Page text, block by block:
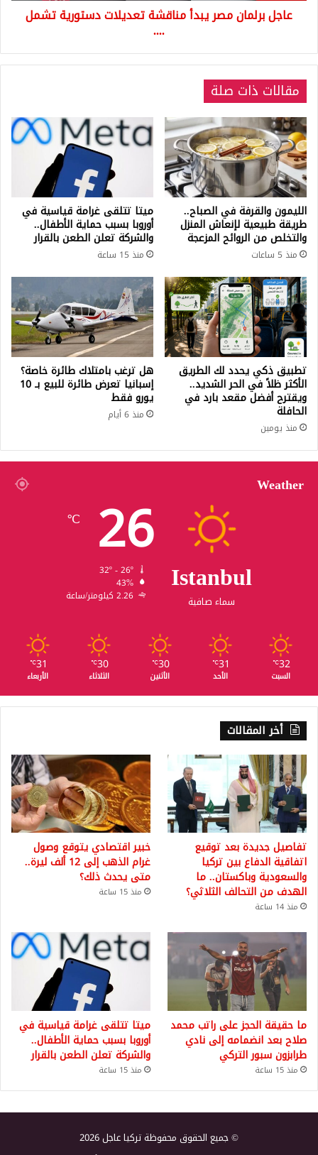
عاجل برلمان مصر يبدأ مناقشة تعديلات دستورية تشمل
....
مقالات ذات صلة
الليمون والقرفة في الصباح..
طريقة طبيعية لإنعاش المنزل
والتخلص من الروائح المزعجة
منذ 5 ساعات
ميتا تتلقى غرامة قياسية في
أوروبا بسبب حماية الأطفال..
والشركة تعلن الطعن بالقرار
منذ 15 ساعة
تطبيق ذكي يحدد لك الطريق
الأكثر ظلاً في الحر الشديد..
ويقترح أفضل مقعد بارد في
الحافلة
منذ يومين
هل ترغب بامتلاك طائرة خاصة؟
إسبانيا تعرض طائرة للبيع بـ 10
يورو فقط
منذ 6 أيام
Weather
Istanbul
سماء صافية
26
℃
43%
2.26 كيلومتر/ساعة
32
℃
السبت
31
℃
الأحد
30
℃
الأثنين
30
℃
الثلاثاء
31
℃
الأربعاء
أخر المقالات
تفاصيل جديدة بعد توقيع
اتفاقية الدفاع بين تركيا
والسعودية وباكستان.. ما
الهدف من التحالف الثلاثي؟
منذ 14 ساعة
خبير اقتصادي يتوقع وصول
غرام الذهب إلى 12 ألف ليرة..
متى يحدث ذلك؟
منذ 15 ساعة
ما حقيقة الحجز على راتب محمد
صلاح بعد انضمامه إلى نادي
طرابزون سبور التركي
منذ 15 ساعة
ميتا تتلقى غرامة قياسية في
أوروبا بسبب حماية الأطفال..
والشركة تعلن الطعن بالقرار
منذ 15 ساعة
© جميع الحقوق محفوظة تركيا عاجل 2026